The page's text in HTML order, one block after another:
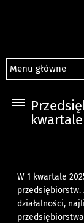
Menu główne
W 1 kwartale
przedsiębiorstw.
działalności,